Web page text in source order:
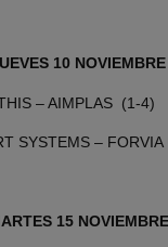
10 NOVIEMBRE
– AIMPLAS (1-4)
SYSTEMS –
15 NOVIEMBRE